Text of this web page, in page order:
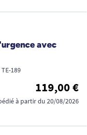
avec
TE-189
119,00 €
à partir du 20/08/2026